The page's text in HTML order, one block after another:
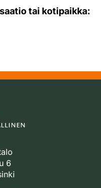
tai kotipaikka:
6